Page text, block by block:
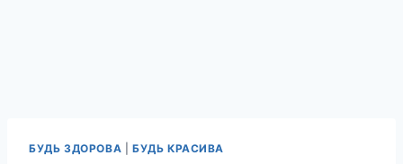
БУДЬ ЗДОРОВА БУДЬ КРАСИВА